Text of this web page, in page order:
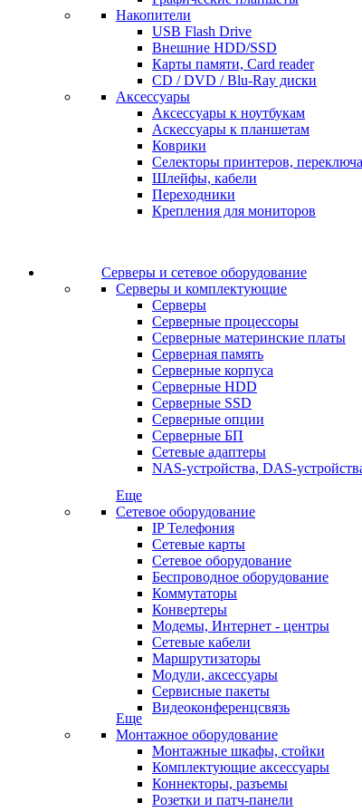
Накопители
USB Flash Drive
Внешние HDD/SSD
Карты памяти, Card reader
CD / DVD / Blu-Ray диски
Аксессуары
Аксессуары к ноутбукам
Аскессуары к планшетам
Коврики
Селекторы принтеров,
Шлейфы, кабели
Переходники
Крепления для мониторов
Серверы и сетевое оборудование
Серверы и комплектующие
Серверы
Серверные процессоры
Серверные материнские платы
Серверная память
Серверные корпуса
Серверные HDD
Серверные SSD
Серверные опции
Серверные БП
Сетевые адаптеры
NAS-устройства, DAS-
Еще
Сетевое оборудование
IP Телефония
Сетевые карты
Сетевое оборудование
Беспроводное оборудование
Коммутаторы
Конвертеры
Модемы, Интернет - центры
Сетевые кабели
Маршрутизаторы
Модули, аксессуары
Сервисные пакеты
Видеоконференцсвязь
Еще
Монтажное оборудование
Монтажные шкафы, стойки
Комплектующие аксессуары
Коннекторы, разъемы
Розетки и патч-панели